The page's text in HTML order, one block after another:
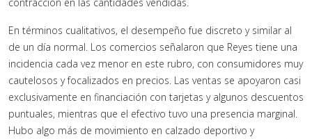
En términos cualitativos, el desempeño fue discreto y similar al
de un día normal. Los comercios señalaron que Reyes tiene una
incidencia cada vez menor en este rubro, con consumidores muy
cautelosos y focalizados en precios. Las ventas se apoyaron casi
exclusivamente en financiación con tarjetas y algunos descuentos
puntuales, mientras que el efectivo tuvo una presencia marginal.
Hubo algo más de movimiento en calzado deportivo y